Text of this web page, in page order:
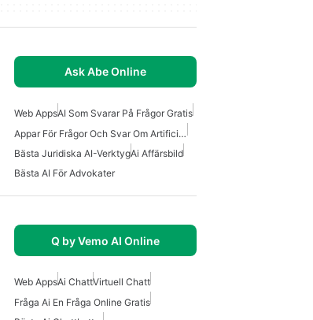
Ask Abe Online
Web AppsAI Som Svarar På Frågor Gratis
Appar För Frågor Och Svar Om Artificiell Intelligens
Bästa Juridiska AI-VerktygAi Affärsbild
Bästa AI För Advokater
Q by Vemo AI Online
Web AppsAi ChattVirtuell Chatt
Fråga Ai En Fråga Online Gratis